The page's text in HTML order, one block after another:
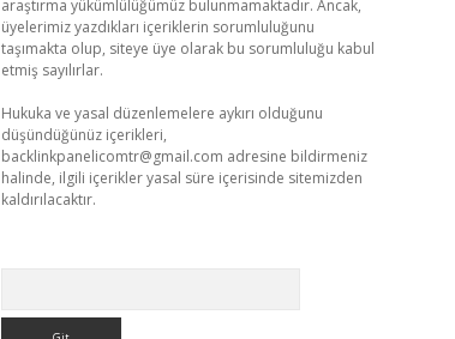
araştırma yükümlülüğümüz bulunmamaktadır. Ancak,
üyelerimiz yazdıkları içeriklerin sorumluluğunu
taşımakta olup, siteye üye olarak bu sorumluluğu kabul
etmiş sayılırlar.
Hukuka ve yasal düzenlemelere aykırı olduğunu
düşündüğünüz içerikleri,
backlinkpanelicomtr@gmail.com adresine bildirmeniz
halinde, ilgili içerikler yasal süre içerisinde sitemizden
kaldırılacaktır.